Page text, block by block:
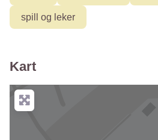
spill og leker
Kart